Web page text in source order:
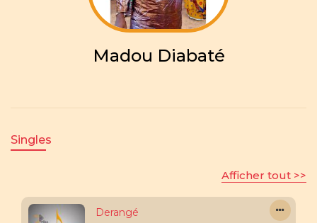
Madou Diabaté
Singles
Afficher tout >>
Derangé